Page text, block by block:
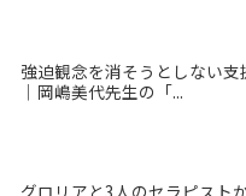
強迫観念を消そうとしない支
｜岡嶋美代先生の「...
グロリアと3人のセラピスト